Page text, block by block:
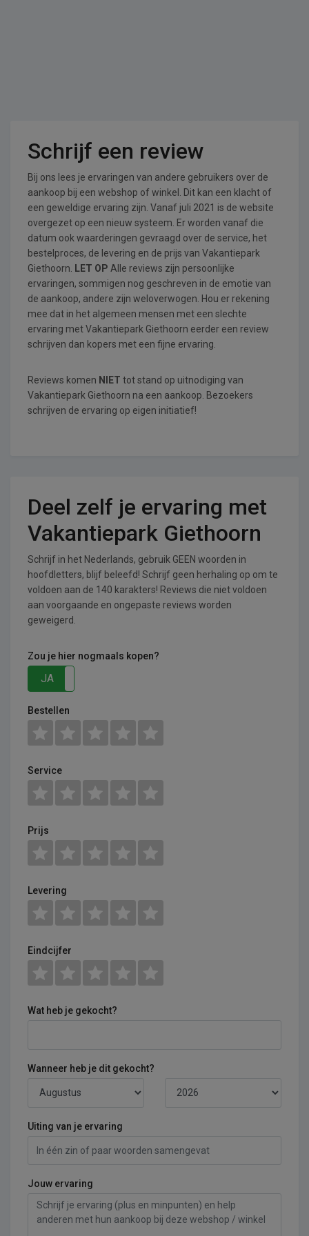
Schrijf een review
Bij ons lees je ervaringen van andere gebruikers over de
aankoop bij een webshop of winkel. Dit kan een klacht of
een geweldige ervaring zijn. Vanaf juli 2021 is de website
overgezet op een nieuw systeem. Er worden vanaf die
datum ook waarderingen gevraagd over de service, het
bestelproces, de levering en de prijs van Vakantiepark
Giethoorn.
LET OP Alle reviews zijn persoonlijke
ervaringen, sommigen nog geschreven in de emotie van
de aankoop, andere zijn weloverwogen. Hou er rekening
mee dat in het algemeen mensen met een slechte
ervaring met Vakantiepark Giethoorn eerder een review
schrijven dan kopers met een fijne ervaring.
Reviews komen NIET tot stand op uitnodiging van
Vakantiepark Giethoorn na een aankoop. Bezoekers
schrijven de ervaring op eigen initiatief!
Deel zelf je ervaring met
Vakantiepark Giethoorn
Schrijf in het Nederlands, gebruik GEEN woorden in
hoofdletters, blijf beleefd! Schrijf geen herhaling op om te
voldoen aan de 140 karakters! Reviews die niet voldoen
aan voorgaande en ongepaste reviews worden
geweigerd.
Zou je hier nogmaals kopen?
JA
Bestellen
Service
Prijs
Levering
Eindcijfer
Wat heb je gekocht?
Wanneer heb je dit gekocht?
Uiting van je ervaring
Jouw ervaring